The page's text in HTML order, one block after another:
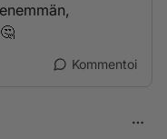
Kommentoi